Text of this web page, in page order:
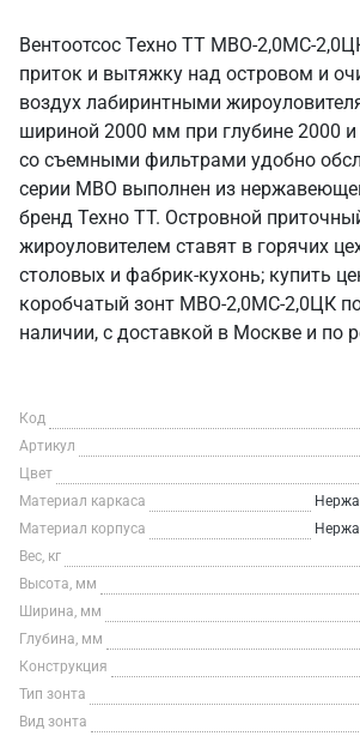
Вентоотсос Техно ТТ МВО-2,0МС-
приток и вытяжку над островом и
воздух лабиринтными
шириной 2000 мм при глубине 2000
со съемными фильтрами удобно
серии МВО выполнен из
бренд Техно ТТ. Островной
жироуловителем ставят в горячих
столовых и фабрик-кухонь; купить
коробчатый зонт МВО-2,0МС-2,0ЦК
наличии, с доставкой в Москве и по
Код
Артикул
Цвет
Материал каркаса
Материал корпуса
Вес, кг
Высота, мм
Ширина, мм
Глубина, мм
Конструкция
Тип зонта
Вид зонта